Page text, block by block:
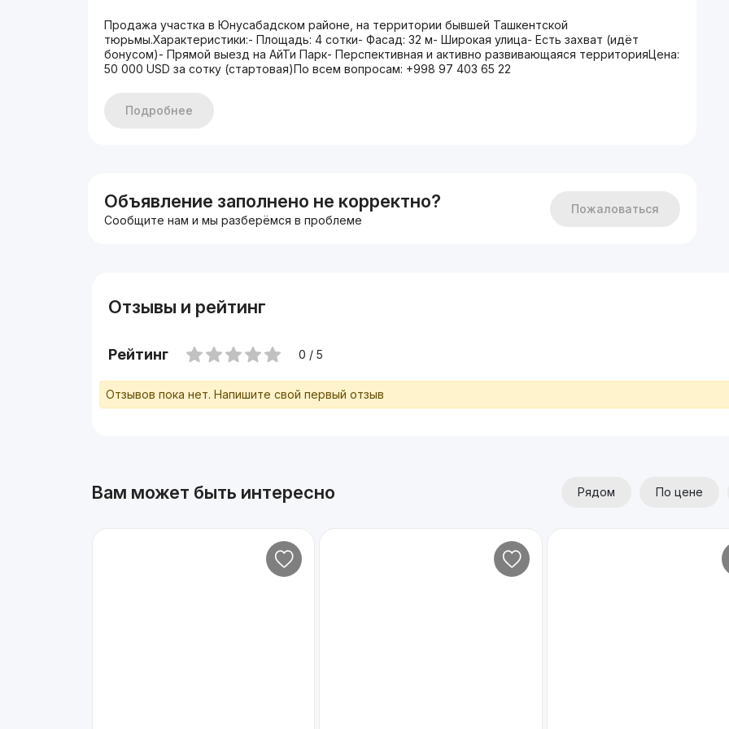
Продажа участка в Юнусабадском районе, на территории бывшей Ташкентской
тюрьмы.Характеристики:- Площадь: 4 сотки- Фасад: 32 м- Широкая улица- Есть захват (идёт
бонусом)- Прямой выезд на АйТи Парк- Перспективная и активно развивающаяся территорияЦена:
50 000 USD за сотку (стартовая)По всем вопросам: +998 97 403 65 22
Подробнее
Объявление заполнено не корректно?
Сообщите нам и мы разберёмся в проблеме
Пожаловаться
Отзывы и рейтинг
Рейтинг 0 / 5
Отзывов пока нет. Напишите свой первый отзыв
Вам может быть интересно Рядом По цене